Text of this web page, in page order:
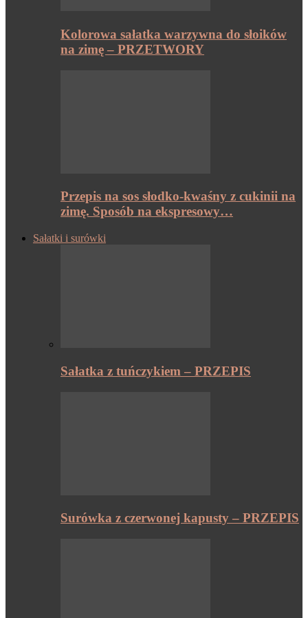
Kolorowa sałatka warzywna do słoików
na zimę – PRZETWORY
Przepis na sos słodko-kwaśny z cukinii na
zimę. Sposób na ekspresowy…
Sałatki i surówki
Sałatka z tuńczykiem – PRZEPIS
Surówka z czerwonej kapusty – PRZEPIS